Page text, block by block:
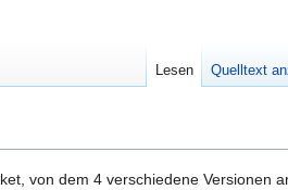
von dem 4 verschiedene Versionen
Lesen Quelltext